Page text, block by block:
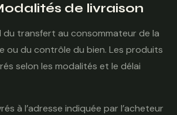
de livraison
du transfert au consommateur de la
ou du contrôle du bien. Les produits
selon les modalités et le délai
à l’adresse indiquée par l’acheteur